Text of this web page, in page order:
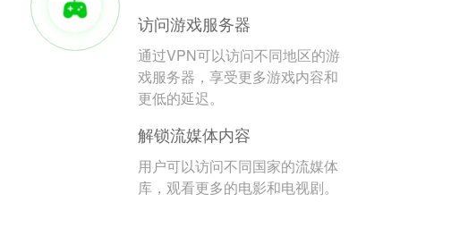
访问游戏服务器
通过VPN可以访问不同地区的游
戏服务器，享受更多游戏内容和
更低的延迟。
解锁流媒体内容
用户可以访问不同国家的流媒体
库，观看更多的电影和电视剧。